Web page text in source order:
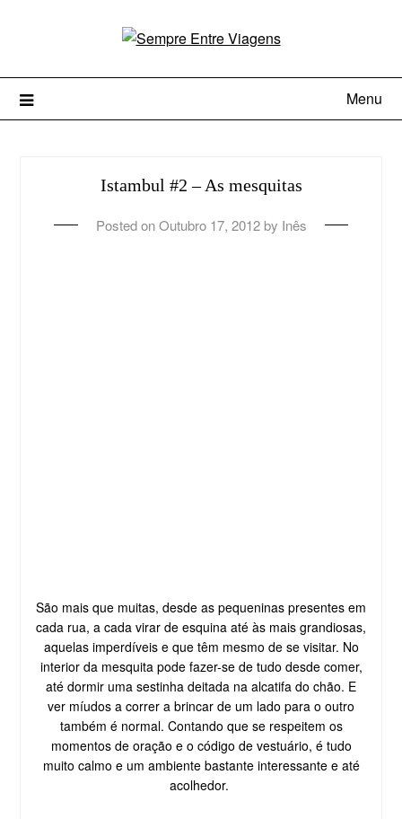
Menu
Istambul #2 – As mesquitas
Posted onOutubro 17, 2012by Inês
São mais que muitas, desde as pequeninas presentes em
cada rua, a cada virar de esquina até às mais grandiosas,
aquelas imperdíveis e que têm mesmo de se visitar. No
interior da mesquita pode fazer-se de tudo desde comer,
até dormir uma sestinha deitada na alcatifa do chão. E
ver míudos a correr a brincar de um lado para o outro
também é normal. Contando que se respeitem os
momentos de oração e o código de vestuário, é tudo
muito calmo e um ambiente bastante interessante e até
acolhedor.